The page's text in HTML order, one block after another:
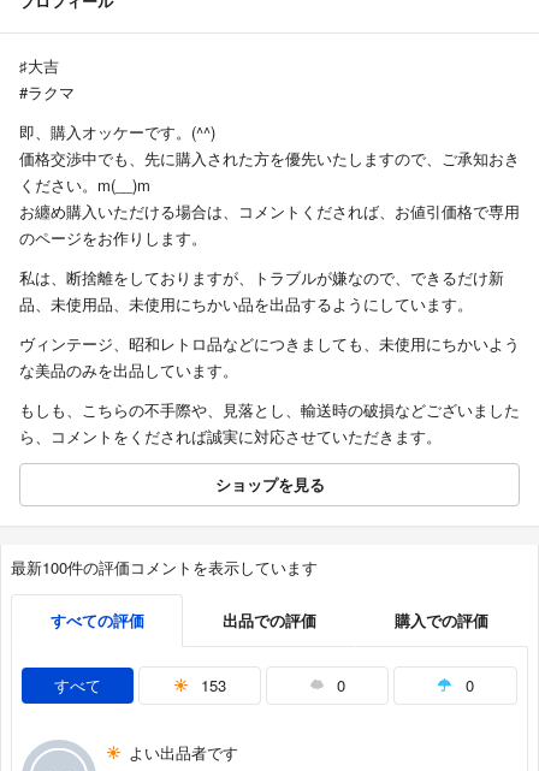
♯大吉
#ラクマ
即、購入オッケーです。(^^)
価格交渉中でも、先に購入された方を優先いたしますので、ご承知おき
ください。m(__)m
お纏め購入いただける場合は、コメントくだされば、お値引価格で専用
のページをお作りします。
私は、断捨離をしておりますが、トラブルが嫌なので、できるだけ新
品、未使用品、未使用にちかい品を出品するようにしています。
ヴィンテージ、昭和レトロ品などにつきましても、未使用にちかいよう
な美品のみを出品しています。
もしも、こちらの不手際や、見落とし、輸送時の破損などございました
ら、コメントをくだされば誠実に対応させていただきます。
ショップを見る
最新100件の評価コメントを表示しています
すべての評価 出品での評価 購入での評価
すべて 153 0 0
よい出品者です